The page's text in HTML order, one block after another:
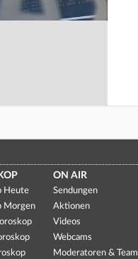
Heute
Morgen
ON AIR
Sendungen
Aktionen
Videos
Webcams
Moderatoren & Team